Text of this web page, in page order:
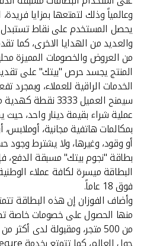
وعالمياً وذلك لتمتعها بمزايا
يحصل المستخدم على نقاط تستبدل
والعديد من الهدايا الاخرى، كما
من العروض والخصومات المميزة
المنتج يجسد حرص "بيتك" على
الخدمات الراقية للعملاء، وبمجرد
عملية شراء بقيمة دينار واحد،
بمكالمات هاتفية مجانية، أوملابس،
أو وقود، وغيرها، ولا يشترط وجود
بطاقة "نجوم بيتك" مسبقة الدفع،
البطاقة ميسرة لكافة عملاء
فوق 18 عاماً.
وأضاف الفوزان إن هذه البطاقة